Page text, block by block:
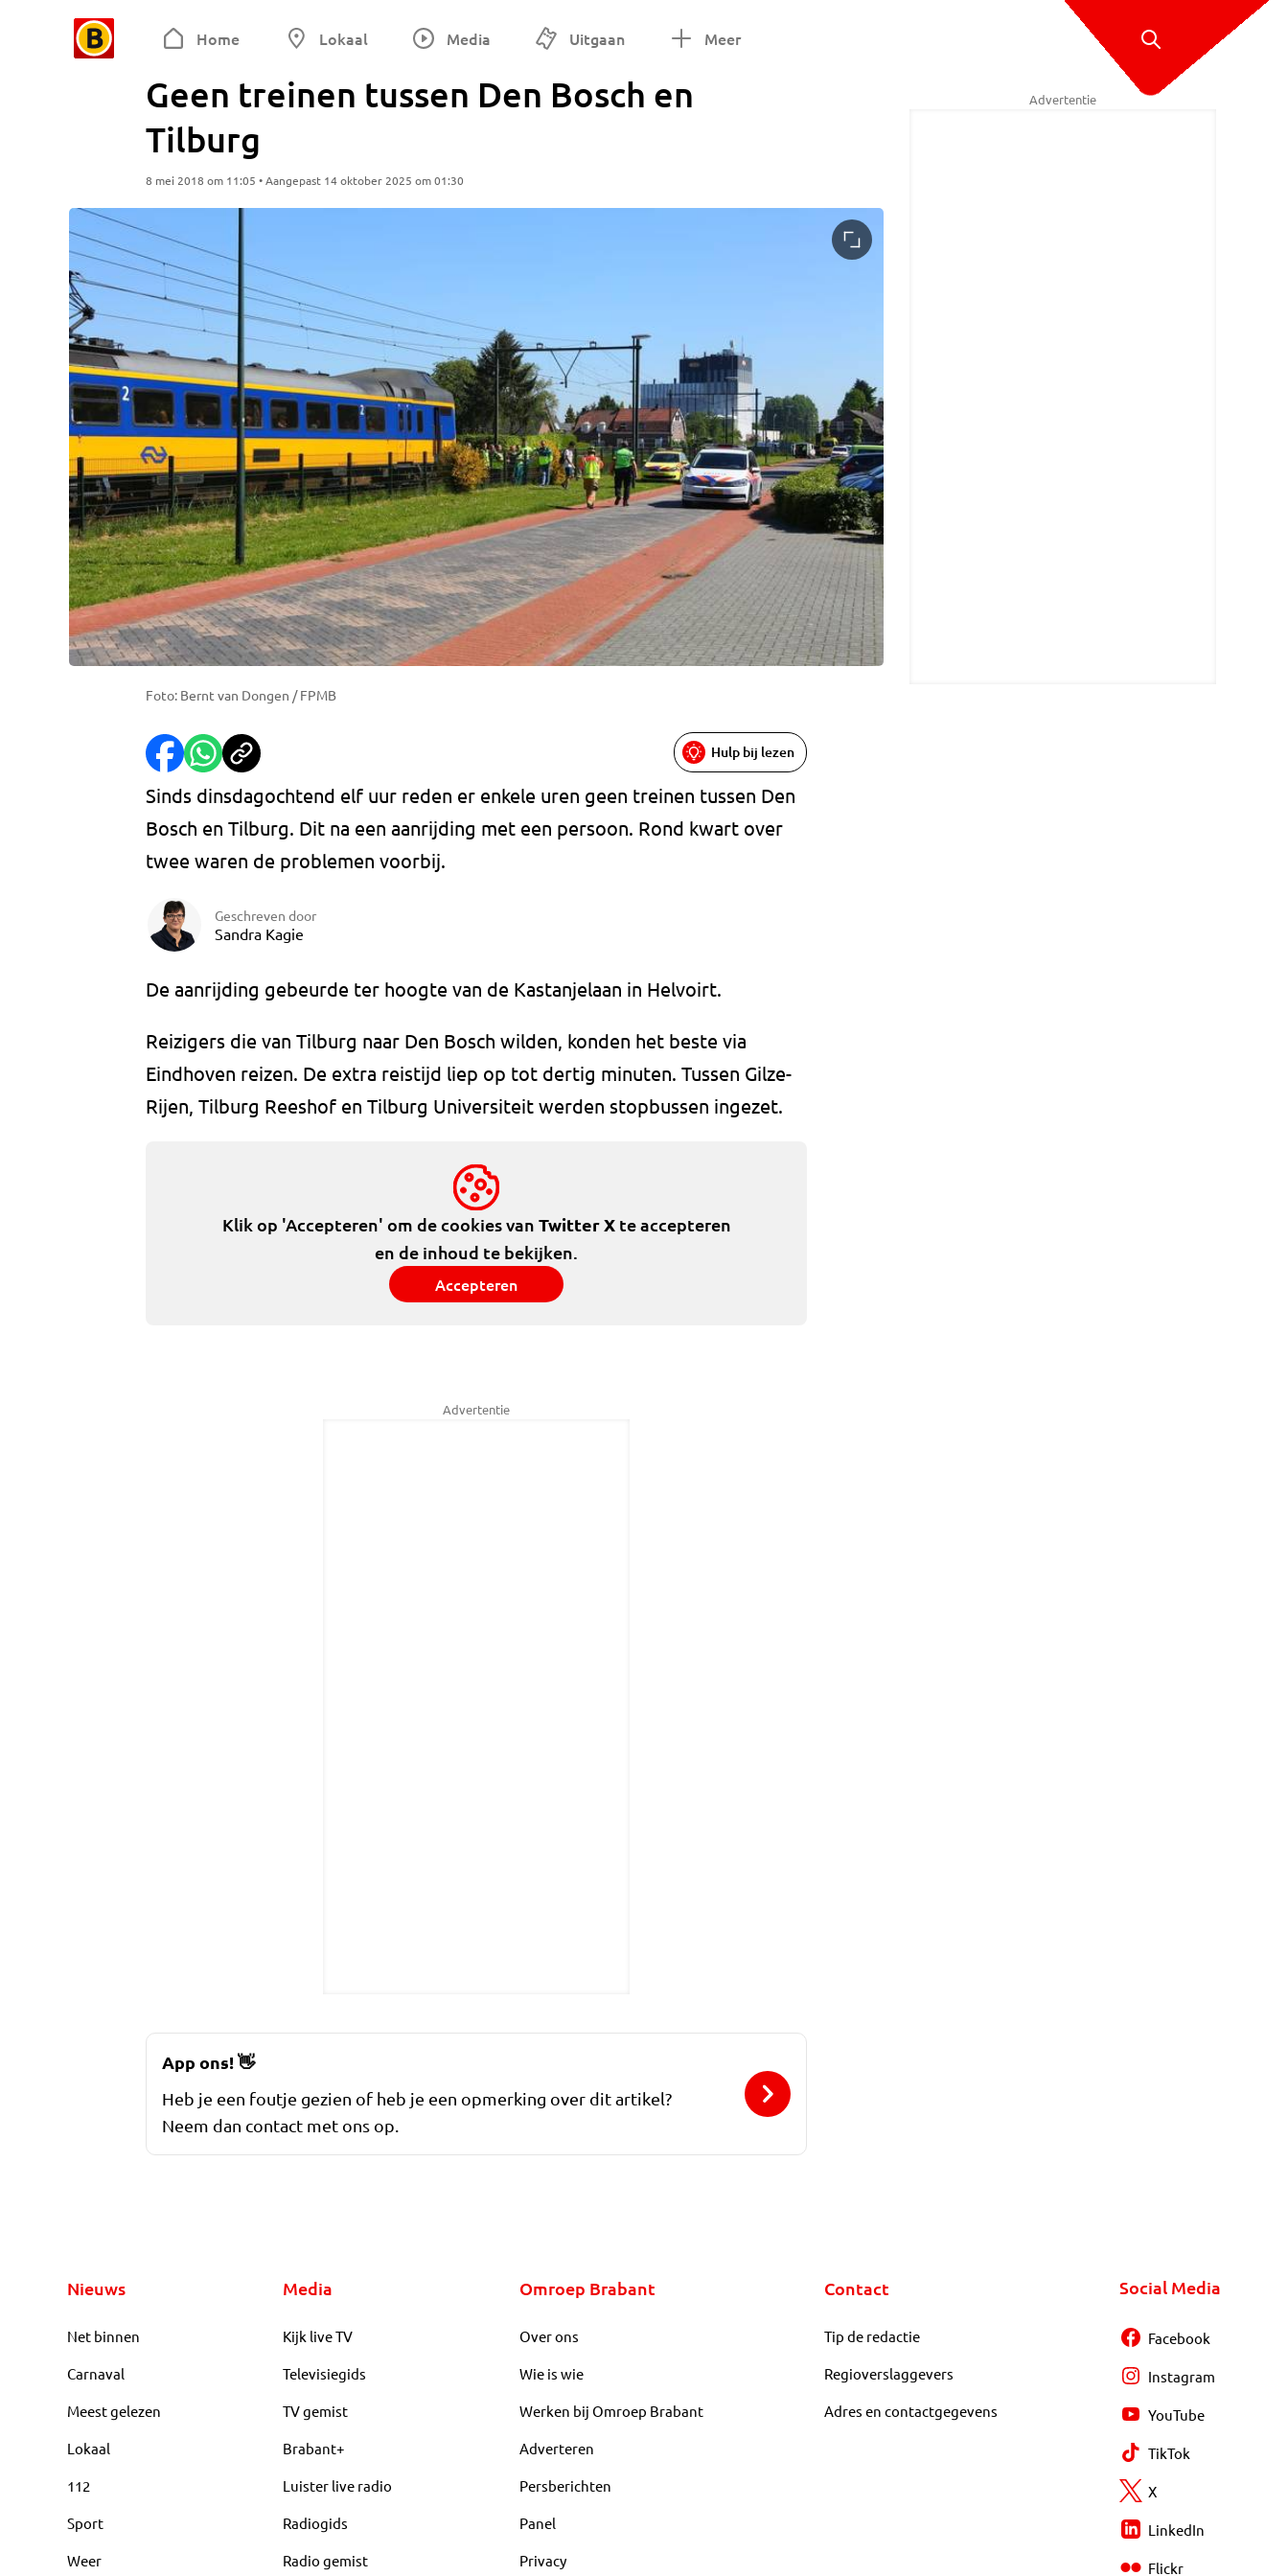
Home Lokaal Media Uitgaan Meer
Geen treinen tussen Den Bosch en
Tilburg
8 mei 2018 om 11:05 • Aangepast 14 oktober 2025 om 01:30
Foto: Bernt van Dongen / FPMB
Hulp bij lezen
Sinds dinsdagochtend elf uur reden er enkele uren geen treinen tussen Den
Bosch en Tilburg. Dit na een aanrijding met een persoon. Rond kwart over
twee waren de problemen voorbij.
Geschreven door
Sandra Kagie
De aanrijding gebeurde ter hoogte van de Kastanjelaan in Helvoirt.
Reizigers die van Tilburg naar Den Bosch wilden, konden het beste via
Eindhoven reizen. De extra reistijd liep op tot dertig minuten. Tussen Gilze-
Rijen, Tilburg Reeshof en Tilburg Universiteit werden stopbussen ingezet.
Klik op 'Accepteren' om de cookies van Twitter Xte accepteren
en de inhoud te bekijken.
Accepteren
Advertentie
Advertentie
App ons!👋
Heb je een foutje gezien of heb je een opmerking over dit artikel?
Neem dan contact met ons op.
Nieuws
Net binnen
Carnaval
Meest gelezen
Lokaal
112
Sport
Weer
Media
Kijk live TV
Televisiegids
TV gemist
Brabant+
Luister live radio
Radiogids
Radio gemist
Omroep Brabant
Over ons
Wie is wie
Werken bij Omroep Brabant
Adverteren
Persberichten
Panel
Privacy
Contact
Tip de redactie
Regioverslaggevers
Adres en contactgegevens
Social Media
Facebook
Instagram
YouTube
TikTok
X
LinkedIn
Flickr